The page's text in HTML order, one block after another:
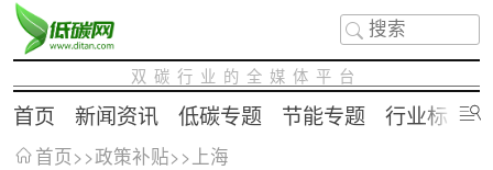
双碳行业的全媒体平台
首页 新闻资讯 低碳专题 节能专题 行业标准
首页>>政策补贴>> 上海